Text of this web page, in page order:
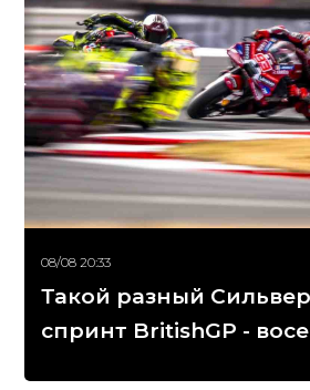
08/08 20:33
Такой разный
спринт BritishGP -